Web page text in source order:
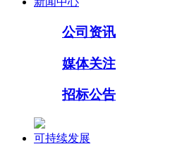
公司资讯
媒体关注
招标公告
可持续发展